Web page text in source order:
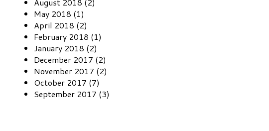
August 2018 (2)
May 2018 (1)
April 2018 (2)
February 2018 (1)
January 2018 (2)
December 2017 (2)
November 2017 (2)
October 2017 (7)
September 2017 (3)